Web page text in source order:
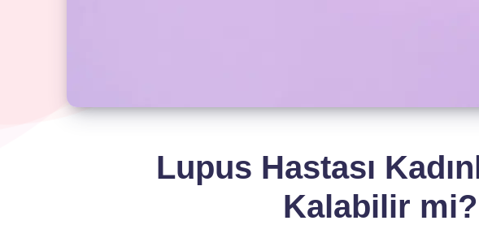
Lupus Hastası
Kalabilir mi?